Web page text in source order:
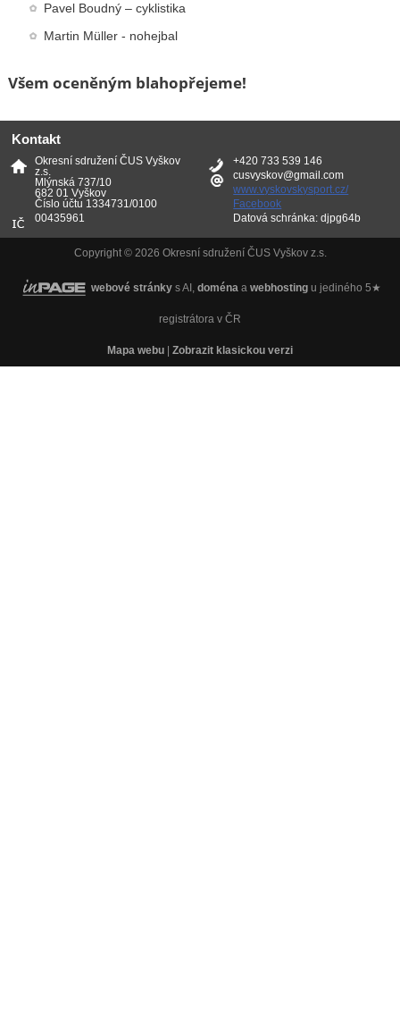
Pavel Boudný – cyklistika
Martin Müller - nohejbal
Všem oceněným blahopřejeme!
Kontakt
Okresní sdružení ČUS Vyškov
z.s.
Mlýnská 737/10
682 01 Vyškov
Číslo účtu 1334731/0100
00435961
+420 733 539 146
cusvyskov@gmail.com
www.vyskovskysport.cz/
Facebook
Datová schránka: djpg64b
Copyright © 2026 Okresní sdružení ČUS Vyškov z.s.
webové stránky s AI, doména a webhosting u jediného 5★
registrátora v ČR
Mapa webu Zobrazit klasickou verzi